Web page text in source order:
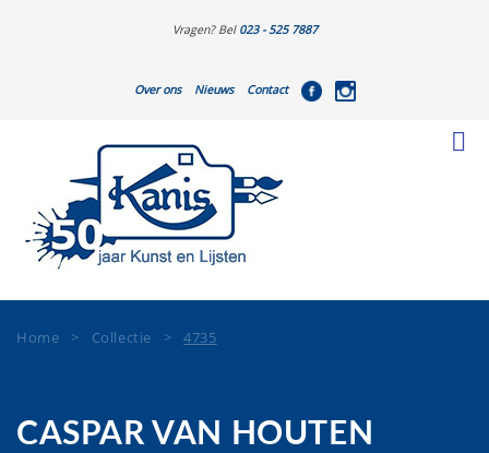
Vragen? Bel 023 - 525 7887
Over ons Nieuws Contact
Home > Collectie >4735
CASPAR VAN HOUTEN